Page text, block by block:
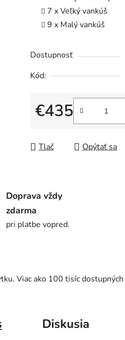
7 x Veľký vankúš
9 x Malý vankúš
Dostupnosť
Kód:
€435
Jednotková cena:
Tlač Opýtať sa
Doprava vždy
zdarma
pri platbe vopred.
Viac ako 100 tisíc
Diskusia